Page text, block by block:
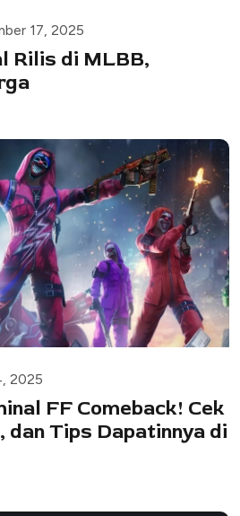
17, 2025
Rilis di MLBB,
2025
FF Comeback! Cek
dan Tips Dapatinnya di